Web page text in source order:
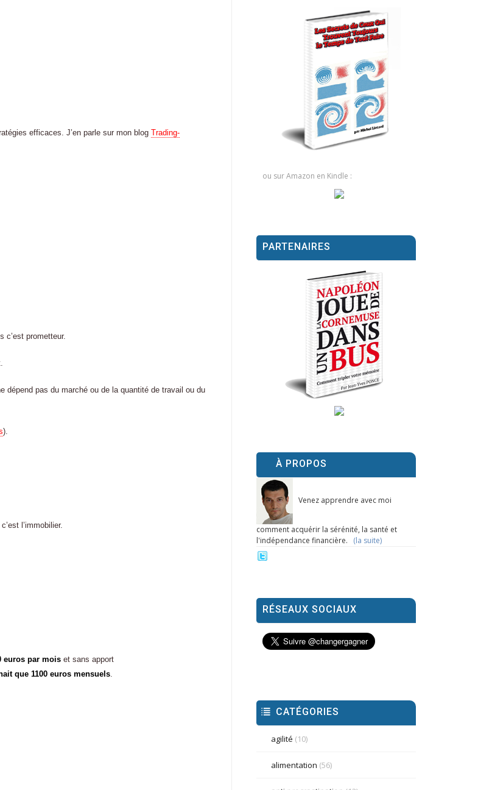
efficaces. J’en parle sur mon blog Trading-
c’est prometteur.
pas du marché ou de la quantité de travail ou du
).
l’immobilier.
euros par mois et sans apport
que 1100 euros mensuels.
ou sur Amazon en Kindle :
PARTENAIRES
À PROPOS
Venez apprendre avec moi
comment acquérir la sérénité, la santé et
l'indépendance financière. (la suite)
RÉSEAUX SOCIAUX
CATÉGORIES
agilité (10)
alimentation (56)